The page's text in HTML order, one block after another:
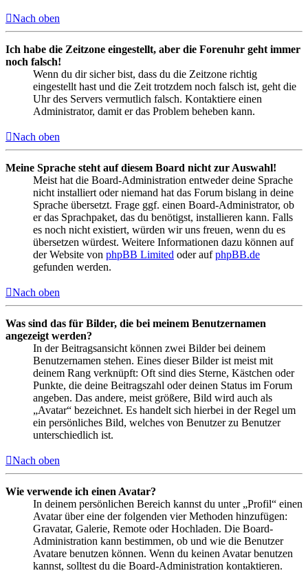
Nach oben
Ich habe die Zeitzone eingestellt, aber die Forenuhr geht immer
noch falsch!
Wenn du dir sicher bist, dass du die Zeitzone richtig
eingestellt hast und die Zeit trotzdem noch falsch ist, geht die
Uhr des Servers vermutlich falsch. Kontaktiere einen
Administrator, damit er das Problem beheben kann.
Nach oben
Meine Sprache steht auf diesem Board nicht zur Auswahl!
Meist hat die Board-Administration entweder deine Sprache
nicht installiert oder niemand hat das Forum bislang in deine
Sprache übersetzt. Frage ggf. einen Board-Administrator, ob
er das Sprachpaket, das du benötigst, installieren kann. Falls
es noch nicht existiert, würden wir uns freuen, wenn du es
übersetzen würdest. Weitere Informationen dazu können auf
der Website von phpBB Limited oder aufphpBB.de
gefunden werden.
Nach oben
Was sind das für Bilder, die bei meinem Benutzernamen
angezeigt werden?
In der Beitragsansicht können zwei Bilder bei deinem
Benutzernamen stehen. Eines dieser Bilder ist meist mit
deinem Rang verknüpft: Oft sind dies Sterne, Kästchen oder
Punkte, die deine Beitragszahl oder deinen Status im Forum
angeben. Das andere, meist größere, Bild wird auch als
„Avatar“ bezeichnet. Es handelt sich hierbei in der Regel um
ein persönliches Bild, welches von Benutzer zu Benutzer
unterschiedlich ist.
Nach oben
Wie verwende ich einen Avatar?
In deinem persönlichen Bereich kannst du unter „Profil“ einen
Avatar über eine der folgenden vier Methoden hinzufügen:
Gravatar, Galerie, Remote oder Hochladen. Die Board-
Administration kann bestimmen, ob und wie die Benutzer
Avatare benutzen können. Wenn du keinen Avatar benutzen
kannst, solltest du die Board-Administration kontaktieren.